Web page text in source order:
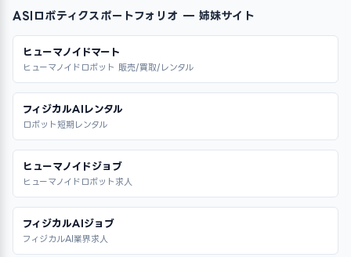
ASIロボティクスポートフォリオ — 姉妹サイト
ヒューマノイドマート
ヒューマノイドロボット 販売/買取/レンタル
フィジカルAIレンタル
ロボット短期レンタル
ヒューマノイドジョブ
ヒューマノイドロボット求人
フィジカルAIジョブ
フィジカルAI業界求人